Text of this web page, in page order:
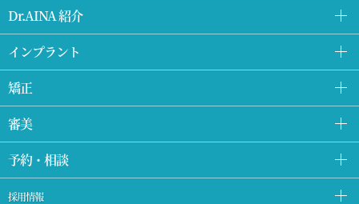
Dr.AINA 紹介
インプラント
矯正
審美
予約・相談
採用情報